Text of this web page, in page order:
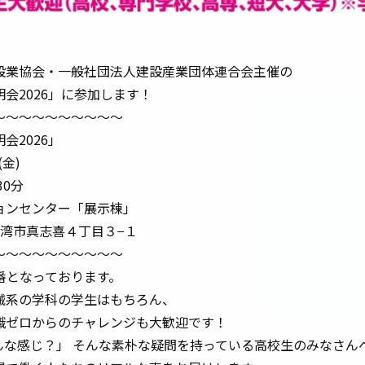
協会・一般社団法人建設産業団体連合会主催の
2026」に参加します！
～～～～～～～～
2026」
)
分
センター「展示棟」
市真志喜４丁目３−１
～～～～～～～～
となっております。
の学科の学生はもちろん、
ロからのチャレンジも大歓迎です！
感じ？」 そんな素朴な疑問を持っている高校生のみなさん